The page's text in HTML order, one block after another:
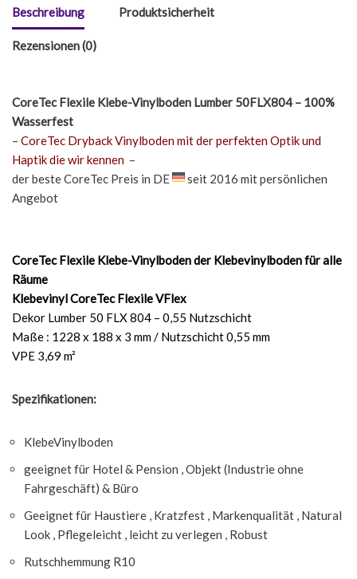
Beschreibung Produktsicherheit
Rezensionen (0)
CoreTec Flexile Klebe-Vinylboden Lumber 50FLX804 – 100%
Wasserfest
– CoreTec Dryback Vinylboden mit der perfekten Optik und
Haptik die wir kennen –
der beste CoreTec Preis in DE
seit 2016 mit persönlichen
Angebot
CoreTec Flexile Klebe-Vinylboden der Klebevinylboden für alle
Räume
Klebevinyl CoreTec Flexile VFlex
Dekor Lumber 50 FLX 804 – 0,55 Nutzschicht
Maße : 1228 x 188 x 3 mm / Nutzschicht 0,55 mm
VPE 3,69 m²
Spezifikationen:
KlebeVinylboden
geeignet für Hotel & Pension , Objekt (Industrie ohne
Fahrgeschäft) & Büro
Geeignet für Haustiere , Kratzfest , Markenqualität , Natural
Look , Pflegeleicht , leicht zu verlegen , Robust
Rutschhemmung R10